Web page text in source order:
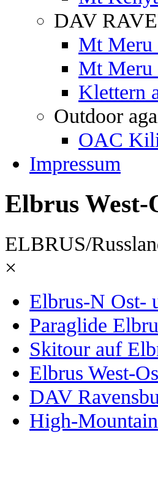
DAV
Mt
Mt
Klettern
Outdoor
OAC
Impressum
Elbrus West-
ELBRUS/
×
Elbrus-N Ost-
Paraglide
Skitour auf
Elbrus West-
DAV
High-